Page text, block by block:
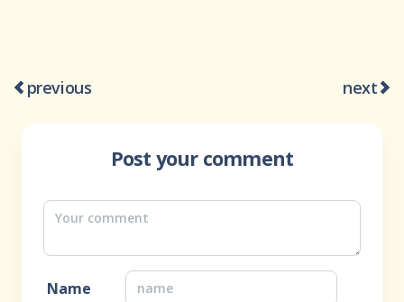
previous next
Post your comment
Name